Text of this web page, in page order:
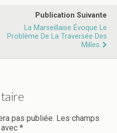
Publication Suivante
La Marseillaise Évoque Le
Problème De La Traversée Des
Milles.
pas publiée. Les champs
*